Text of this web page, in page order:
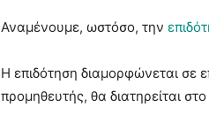
Αναμένουμε, ωστόσο, την
Η επιδότηση διαμορφώνεται σε
προμηθευτής, θα διατηρείται